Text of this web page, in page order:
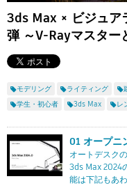
注目のキーワード
インデ
3DCGとは
ゲーム開発
建
アニメ
Flow Studio
3ds Max × ビジュア
弾 ～V-Rayマスター
モデリング ライティング
学生・初心者
3ds Max レ
01 オープニ
オートデスク
3ds Max 2024
能は下記もあ